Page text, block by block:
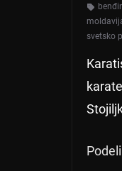
svetsko
Podeli